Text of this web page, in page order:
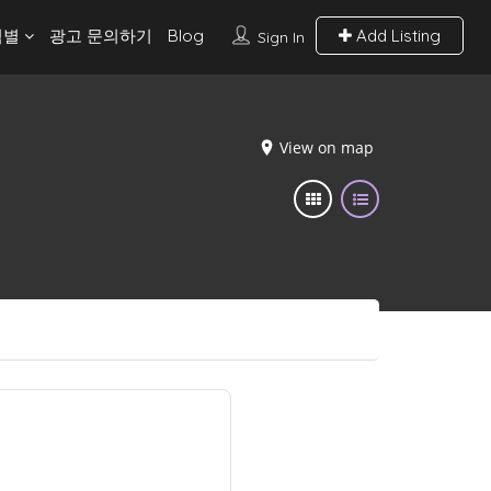
Sign In Add Listing
광고 문의하기 Blog
View on map